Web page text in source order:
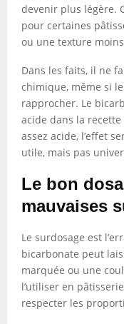
devenir plus légère.
pour certaines
ou une texture
Dans les faits, il ne
chimique, même si
rapprocher. Le
acide dans la
assez acide, l’effet
utile, mais pas
Le bon
mauvaises
Le surdosage est
bicarbonate peut
marquée ou une
l’utiliser en
respecter les